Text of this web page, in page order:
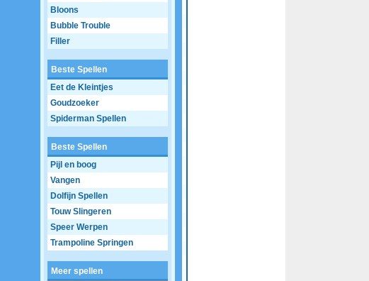
Bloons
Bubble Trouble
Filler
Beste Spellen
Eet de Kleintjes
Goudzoeker
Spiderman Spellen
Beste Spellen
Pijl en boog
Vangen
Dolfijn Spellen
Touw Slingeren
Speer Werpen
Trampoline Springen
Meer spellen